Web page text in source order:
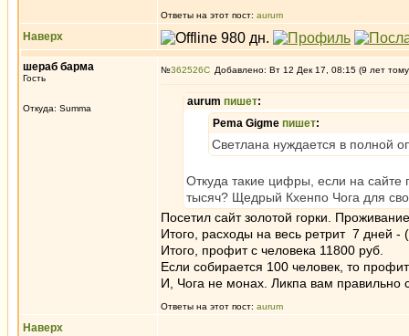
Ответы на этот пост: aurum
Наверх
шераб барма
Гость
Откуда: Summa
№362526 Добавлено: Вт 12 Дек 17, 08:15 (9 лет
aurum пишет:
Pema Gigme пишет:
Светлана нуждается в полной
Откуда такие цифры, если на сайте
тысяч? Щедрый Кхенпо Чога для
Посетил сайт золотой горки.
Итого, расходы на весь ретрит 7 дней -
Итого, профит с человека 11800 руб.
Если собирается 100 человек, то
И, Чога не монах. Ликпа вам правильно
Ответы на этот пост: aurum
Наверх